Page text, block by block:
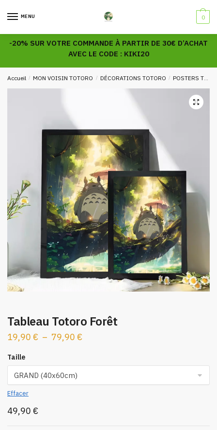
MENU 0
-20% SUR VOTRE COMMANDE À PARTIR DE 30€ D’ACHAT
AVEC LE CODE : KIKI20
Accueil / MON VOISIN TOTORO / DÉCORATIONS TOTORO / POSTERS TOTORO
🔍
Tableau Totoro Forêt
19,90 € – 79,90 €Plage
Taille
Effacer
49,90 €